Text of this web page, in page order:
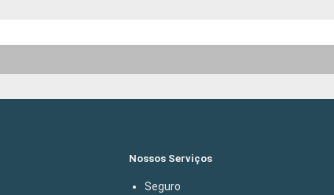
Nossos Serviços
Seguro